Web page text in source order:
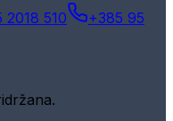
2018 510
+385 95